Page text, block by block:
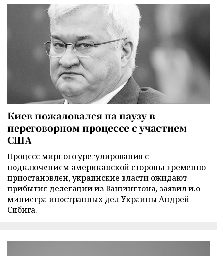
Киев пожаловался на паузу в
переговорном процессе с участием
США
Процесс мирного урегулирования с
подключением американской стороны временно
приостановлен, украинские власти ожидают
прибытия делегации из Вашингтона, заявил и.о.
министра иностранных дел Украины Андрей
Сибига.